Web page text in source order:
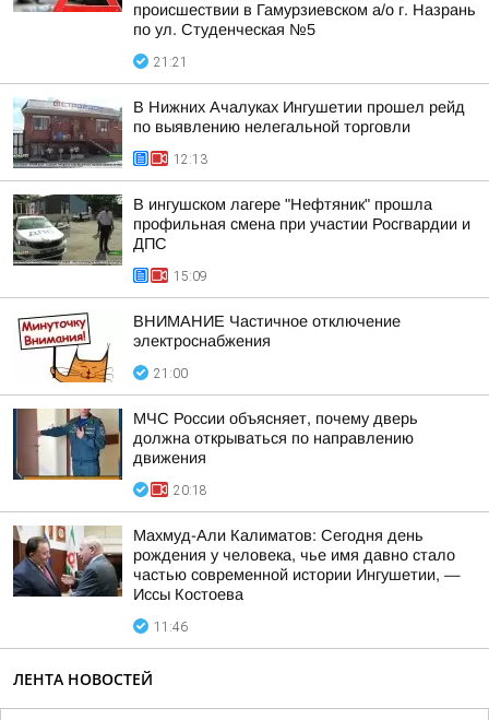
происшествии в Гамурзиевском а/о г. Назрань
по ул. Студенческая №5
21:21
В Нижних Ачалуках Ингушетии прошел рейд
по выявлению нелегальной торговли
12:13
В ингушском лагере "Нефтяник" прошла
профильная смена при участии Росгвардии и
ДПС
15:09
ВНИМАНИЕ Частичное отключение
электроснабжения
21:00
МЧС России объясняет, почему дверь
должна открываться по направлению
движения
20:18
Махмуд-Али Калиматов: Сегодня день
рождения у человека, чье имя давно стало
частью современной истории Ингушетии, —
Иссы Костоева
11:46
ЛЕНТА НОВОСТЕЙ